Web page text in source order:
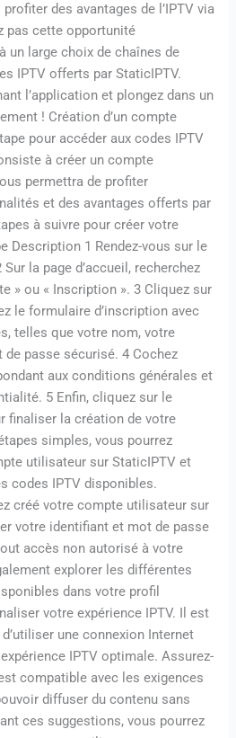
des avantages de l’IPTV via
pas cette opportunité
un large choix de chaînes de
IPTV offerts par StaticIPTV.
l’application et plongez dans un
! Création d’un compte
pour accéder aux codes IPTV
à créer un compte
permettra de profiter
et des avantages offerts par
à suivre pour créer votre
Description 1 Rendez-vous sur le
la page d’accueil, recherchez
» ou « Inscription ». 3 Cliquez sur
le formulaire d’inscription avec
telles que votre nom, votre
passe sécurisé. 4 Cochez
aux conditions générales et
5 Enfin, cliquez sur le
finaliser la création de votre
simples, vous pourrez
utilisateur sur StaticIPTV et
codes IPTV disponibles.
créé votre compte utilisateur sur
votre identifiant et mot de passe
accès non autorisé à votre
explorer les différentes
dans votre profil
votre expérience IPTV. Il est
une connexion Internet
IPTV optimale. Assurez-
compatible avec les exigences
diffuser du contenu sans
ces suggestions, vous pourrez